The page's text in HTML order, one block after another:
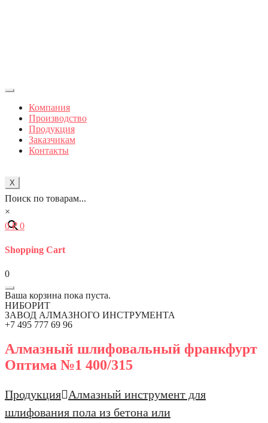
Компания
Производство
Продукция
Заказчикам
Контакты
X
Поиск по товарам...
×
0₽ 0
Shopping Cart
0
Ваша корзина пока пуста.
НИБОРИТ
ЗАВОД АЛМАЗНОГО ИНСТРУМЕНТА
+7 495 777 69 96
Алмазный шлифовальный франкфурт
Оптима №1 400/315
Продукция
Алмазный инструмент для
шлифования пола из бетона или